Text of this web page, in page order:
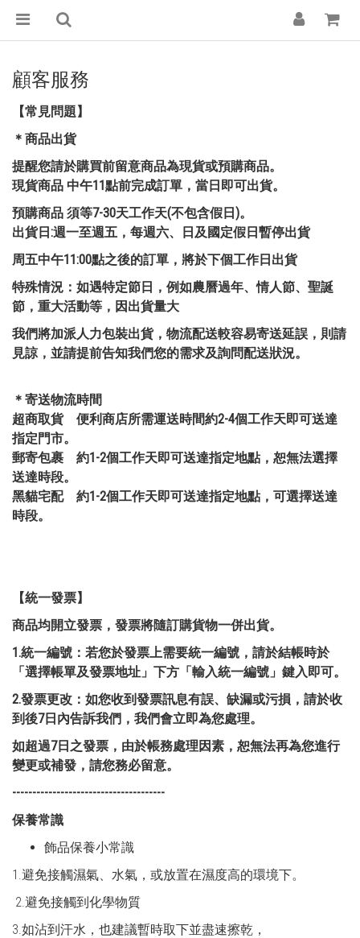
顧客服務
【常見問題】
＊商品出貨
提醒您請於購買前留意商品為現貨或預購商品。
現貨商品 中午11點前完成訂單，當日即可出貨。
預購商品 須等7-30天工作天(不包含假日)。
出貨日:週一至週五，每週六、日及國定假日暫停出貨
周五中午11:00點之後的訂單，將於下個工作日出貨
特殊情況：如遇特定節日，例如農曆過年、情人節、聖誕
節，重大活動等，因出貨量大
我們將加派人力包裝出貨，物流配送較容易寄送延誤，則請
見諒，並請提前告知我們您的需求及詢問配送狀況。
＊寄送物流時間
超商取貨 便利商店所需運送時間約2-4個工作天即可送達
指定門市。
郵寄包裹 約1-2個工作天即可送達指定地點，恕無法選擇
送達時段。
黑貓宅配 約1-2個工作天即可送達指定地點，可選擇送達
時段。
【統一發票】
商品均開立發票，發票將隨訂購貨物一併出貨。
1.統一編號：若您於發票上需要統一編號，請於結帳時於
「選擇帳單及發票地址」下方「輸入統一編號」鍵入即可。
2.發票更改：如您收到發票訊息有誤、缺漏或污損，請於收
到後7日內告訴我們，我們會立即為您處理。
如超過7日之發票，由於帳務處理因素，恕無法再為您進行
變更或補發，請您務必留意。
--------------------------------------
保養常識
飾品保養小常識
1.避免接觸濕氣、水氣，或放置在濕度高的環境下。
2.避免接觸到化學物質
3.如沾到汗水，也建議暫時取下並盡速擦乾，